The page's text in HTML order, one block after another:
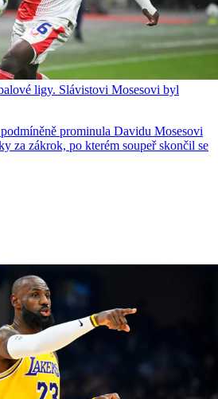
ligy. Slávistovi Mosesovi byl
prominula Davidu Mosesovi
za zákrok, po kterém soupeř skončil se